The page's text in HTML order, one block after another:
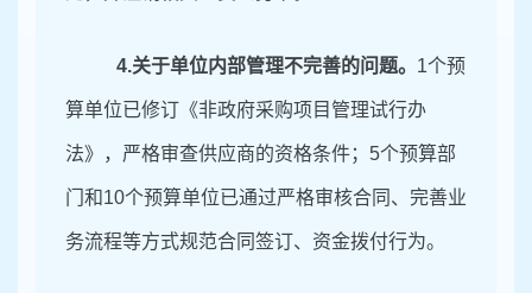
4.关于单位内部管理不完善的问题。 1个预
算单位已修订《非政府采购项目管理试行办
法》，严格审查供应商的资格条件；5个预算部
门和10个预算单位已通过严格审核合同、完善业
务流程等方式规范合同签订、资金拨付行为。